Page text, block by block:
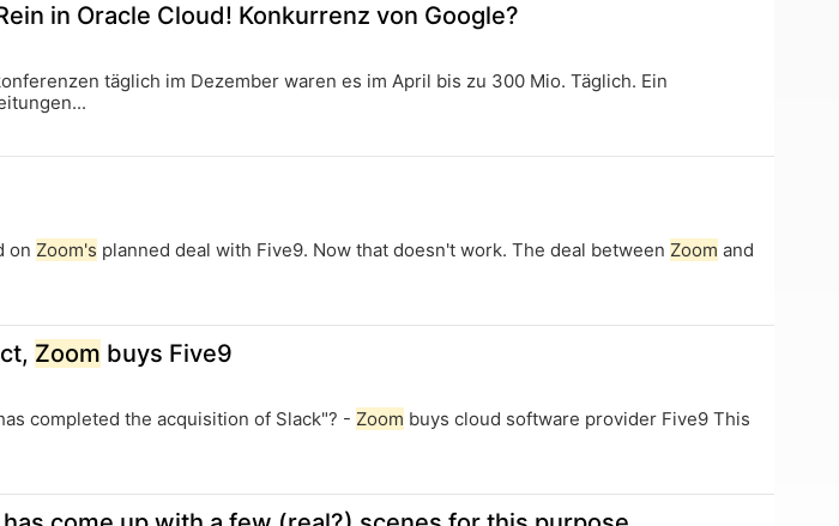
in Oracle Cloud! Konkurrenz von Google?
täglich im Dezember waren es im April bis zu 300 Mio. Täglich. Ein
on Zoom's planned deal with Five9. Now that doesn't work. The deal between Zoom and
Zoom buys Five9
completed the acquisition of Slack"? - Zoom buys cloud software provider Five9 This